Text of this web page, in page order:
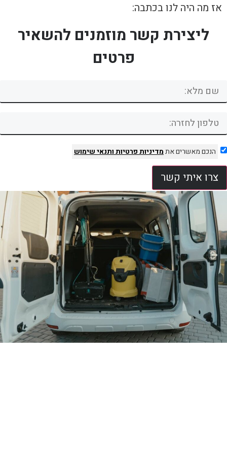
אז מה היה לנו בכתבה:
ליצירת קשר מוזמנים להשאיר
פרטים
הנכם מאשרים אתמדיניות פרטיותותנאי שימוש
צרו איתי קשר